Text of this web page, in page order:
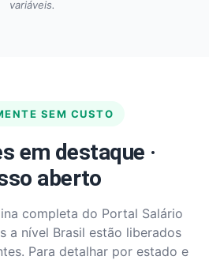
variáveis.
SEM CUSTO
em destaque ·
aberto
completa do Portal Salário
a nível Brasil estão liberados
Para detalhar por estado e